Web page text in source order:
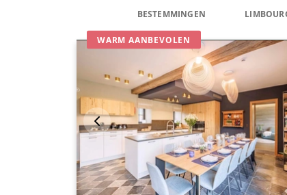
BESTEMMINGEN